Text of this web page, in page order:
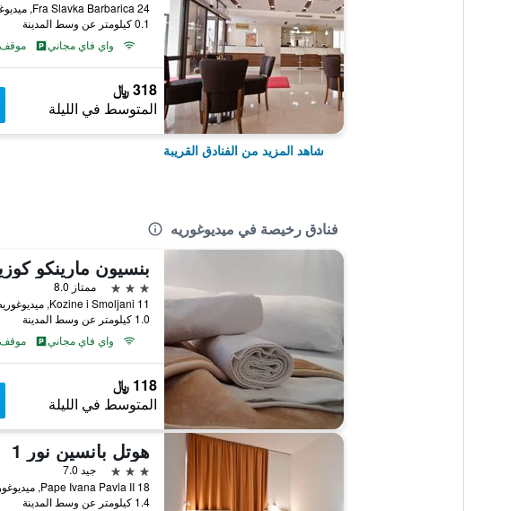
0.1 كيلومتر عن وسط المدينة
واي فاي مجاني
موقف
318 ﷼
المتوسط في الليلة
شاهد المزيد من الفنادق القريبة
فنادق رخيصة في ميديوغوريه
3 نجوم
ممتاز 8.0
Kozine i Smoljani 11, ميديوغوريه, البوسنة والهرسك
1.0 كيلومتر عن وسط المدينة
واي فاي مجاني
موقف
118 ﷼
المتوسط في الليلة
هوتل بانسين نور 1
3 نجوم
جيد 7.0
1.4 كيلومتر عن وسط المدينة